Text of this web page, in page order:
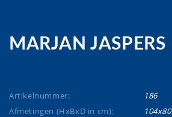
MARJAN JASPERS
Artikelnummer:
186
Afmetingen (HxBxD in cm):
104x80